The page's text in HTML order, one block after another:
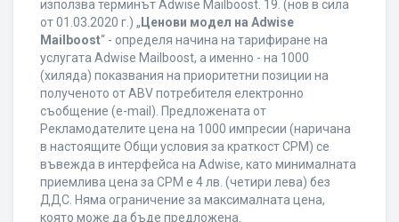
използва терминът Adwise Mailboost. 19. (нов в сила
от 01.03.2020 г.) „ Ценови модел на Adwise
Mailboost“ - определя начина на тарифиране на
услугата Adwise Mailboost, а именно - на 1000
(хиляда) показвания на приоритетни позиции на
полученото от ABV потребителя електронно
съобщение (e-mail). Предложената от
Рекламодателите цена на 1000 импресии (наричана
в настоящите Общи условия за краткост CPM) се
въвежда в интерфейса на Adwise, като минималната
приемлива цена за CPM е 4 лв. (четири лева) без
ДДС. Няма ограничение за максималната цена,
която може да бъде предложена.